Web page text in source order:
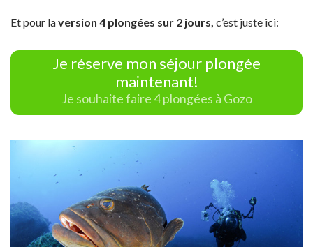
Et pour laversion 4 plongées sur 2 jours, c’est juste ici:
Je réserve mon séjour plongée
maintenant!
Je souhaite faire 4 plongées à Gozo